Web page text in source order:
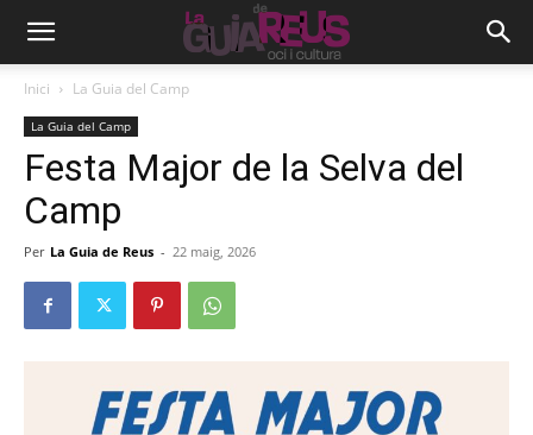
Inici La Guia del Camp
La Guia del Camp
Festa Major de la Selva del
Camp
Per La Guia de Reus - 22 maig, 2026